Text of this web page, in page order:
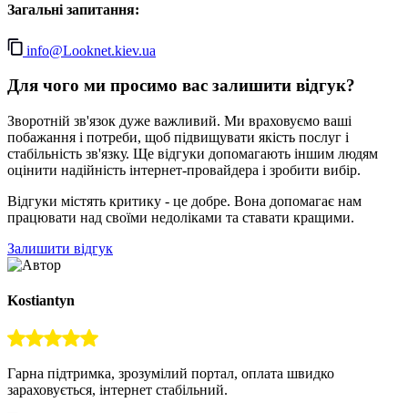
Загальні запитання:
info@Looknet.kiev.ua
Для чого ми просимо вас залишити відгук?
Зворотній зв'язок дуже важливий. Ми враховуємо ваші
побажання і потреби, щоб підвищувати якість послуг і
стабільність зв'язку. Ще відгуки допомагають іншим людям
оцінити надійність інтернет-провайдера і зробити вибір.
Відгуки містять критику - це добре. Вона допомагає нам
працювати над своїми недоліками та ставати кращими.
Залишити відгук
Kostiantyn
Гарна підтримка, зрозумілий портал, оплата швидко
зараховується, інтернет стабільний.